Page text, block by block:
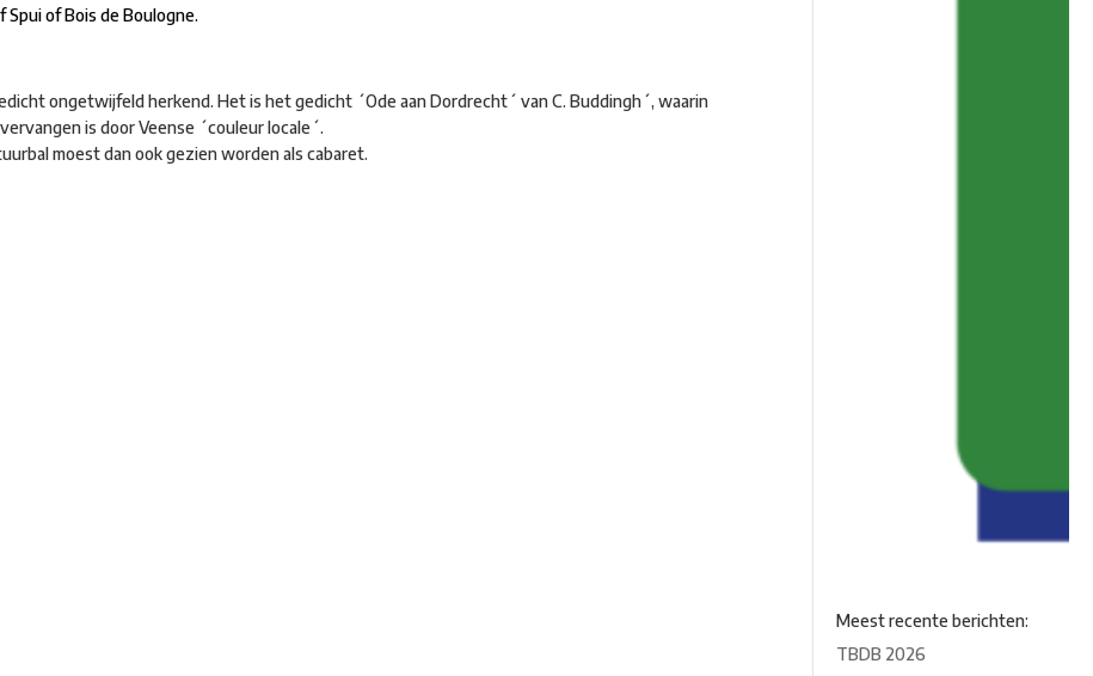
of Bois de Boulogne.
ongetwijfeld herkend. Het is het gedicht ´Ode aan Dordrecht´ van C. Buddingh´, waarin
is door Veense ´couleur locale´.
moest dan ook gezien worden als cabaret.
Meest recente berichten:
TBDB 2026